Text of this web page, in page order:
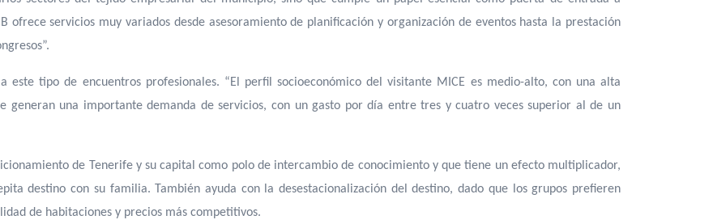
ofrece servicios muy variados desde asesoramiento de planificación y organización de eventos hasta la prestación
este tipo de encuentros profesionales. “El perfil socioeconómico del visitante MICE es medio-alto, con una alta
generan una importante demanda de servicios, con un gasto por día entre tres y cuatro veces superior al de un
de Tenerife y su capital como polo de intercambio de conocimiento y que tiene un efecto multiplicador,
destino con su familia. También ayuda con la desestacionalización del destino, dado que los grupos prefieren
de habitaciones y precios más competitivos.